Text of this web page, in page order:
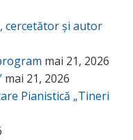
cercetător și autor
mai 21, 2026
mai 21, 2026
Pianistică „Tineri